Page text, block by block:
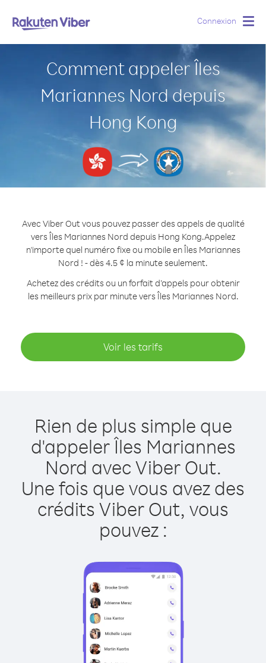
Connexion
Comment appeler Îles
Mariannes Nord depuis
Hong Kong
Avec Viber Out vous pouvez passer des appels de qualité
vers Îles Mariannes Nord depuis Hong Kong.Appelez
n'importe quel numéro fixe ou mobile en Îles Mariannes
Nord ! - dès 4.5 ¢ la minute seulement.
Achetez des crédits ou un forfait d’appels pour obtenir
les meilleurs prix par minute vers Îles Mariannes Nord.
Voir les tarifs
Rien de plus simple que
d'appeler Îles Mariannes
Nord avec Viber Out.
Une fois que vous avez des
crédits Viber Out, vous
pouvez :